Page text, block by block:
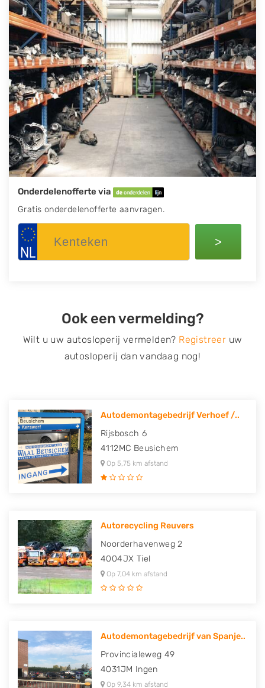
Onderdelenofferte via
Gratis onderdelenofferte aanvragen.
>
Ook een vermelding?
Wilt u uw autosloperij vermelden? Registreer uw
autosloperij dan vandaag nog!
Autodemontagebedrijf Verhoef /..
Rijsbosch 6
4112MC Beusichem
Op 5,75 km afstand
Autorecycling Reuvers
Noorderhavenweg 2
4004JX Tiel
Op 7,04 km afstand
Autodemontagebedrijf van Spanje..
Provincialeweg 49
4031JM Ingen
Op 9,34 km afstand